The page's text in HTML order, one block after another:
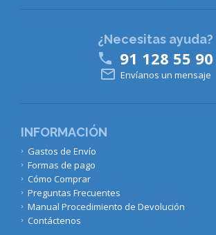
INFORMACIÓN
Gastos de Envío
Formas de pago
Cómo Comprar
Preguntas Frecuentes
Manual Procedimiento de Devolución
Contáctenos
¿Necesitas ayuda?
 91 128 55 90
 Envíanos un mensaje